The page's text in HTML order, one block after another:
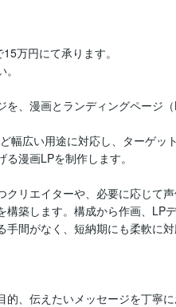
万円にて承ります。
、漫画とランディングページ
幅広い用途に対応し、ターゲッ
漫画LPを制作します。
クリエイターや、必要に応じて
構築します。構成から作画、LP
手間がなく、短納期にも柔軟に
、伝えたいメッセージを丁寧に